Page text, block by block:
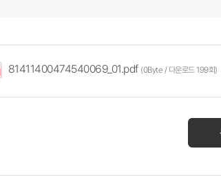
81411400474540069_01.pdf (0Byte / 다운로드 199회)